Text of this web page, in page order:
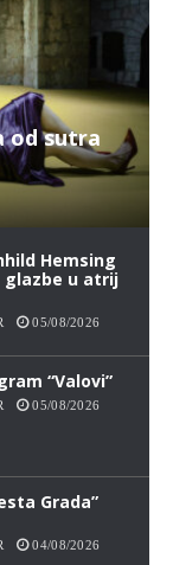
od sutra
Hemsing
glazbe u atrij
05/08/2026
“Valovi”
05/08/2026
Grada”
04/08/2026